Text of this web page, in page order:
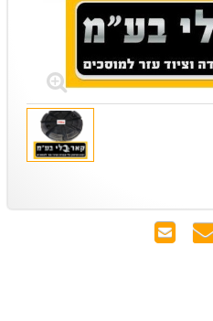
שלח